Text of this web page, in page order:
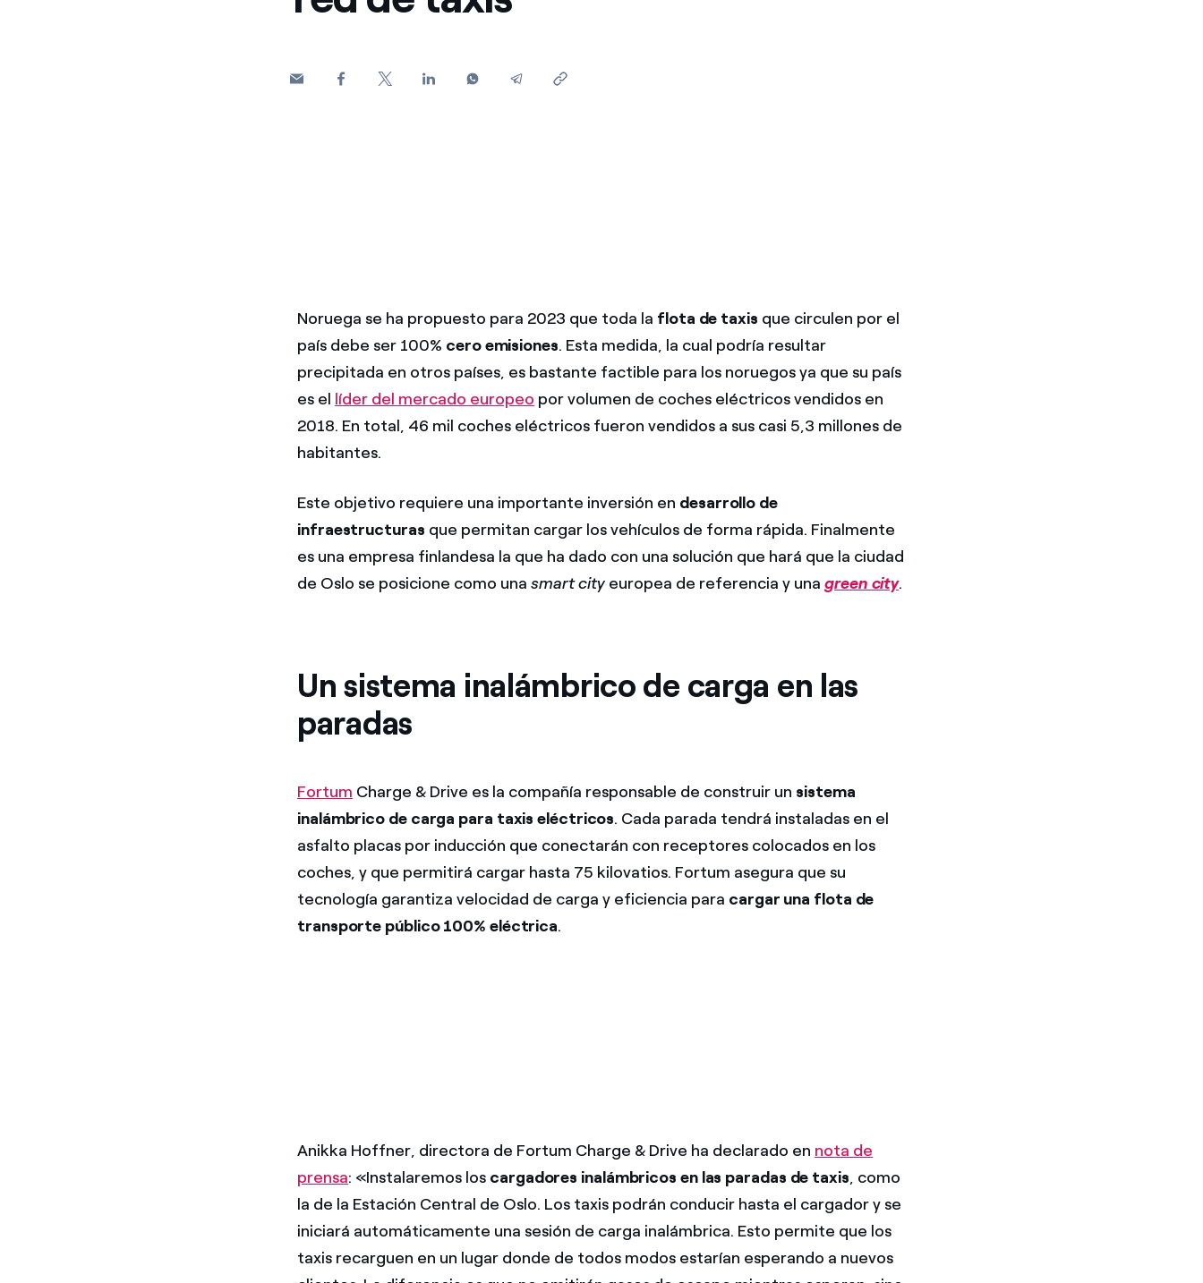
Ofertas para autónomos y Pymes
Noruega se ha propuesto para 2023 que toda la flota de taxis que circulen por el
país debe ser 100% cero emisiones. Esta medida, la cual podría resultar
precipitada en otros países, es bastante factible para los noruegos ya que su país
es el líder del mercado europeo por volumen de coches eléctricos vendidos en
2018. En total, 46 mil coches eléctricos fueron vendidos a sus casi 5,3 millones de
habitantes.
Este objetivo requiere una importante inversión en desarrollo de
infraestructuras que permitan cargar los vehículos de forma rápida. Finalmente
es una empresa finlandesa la que ha dado con una solución que hará que la ciudad
de Oslo se posicione como unasmart city europea de referencia y unagreen city.
Un sistema inalámbrico de carga en las
paradas
Fortum Charge & Drive es la compañía responsable de construir un sistema
inalámbrico de carga para taxis eléctricos. Cada parada tendrá instaladas en el
asfalto placas por inducción que conectarán con receptores colocados en los
coches, y que permitirá cargar hasta 75 kilovatios. Fortum asegura que su
tecnología garantiza velocidad de carga y eficiencia para cargar una flota de
transporte público 100% eléctrica.
Anikka Hoffner, directora de Fortum Charge & Drive ha declarado en nota de
prensa: «Instalaremos los cargadores inalámbricos en las paradas de taxis, como
la de la Estación Central de Oslo. Los taxis podrán conducir hasta el cargador y se
iniciará automáticamente una sesión de carga inalámbrica. Esto permite que los
taxis recarguen en un lugar donde de todos modos estarían esperando a nuevos